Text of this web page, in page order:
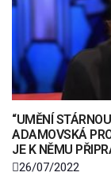
“UMĚNÍ
ADAMOVSKÁ
JE K NĚMU
26/07/2022